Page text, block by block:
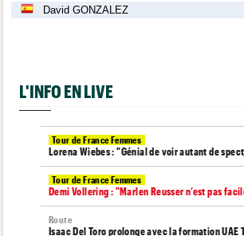
David GONZALEZ
L'INFO EN LIVE
Tour de France Femmes
Lorena Wiebes : "Génial de voir autant de
Tour de France Femmes
Demi Vollering : "Marlen Reusser n’est pas
Route
Isaac Del Toro prolonge avec la formation UAE